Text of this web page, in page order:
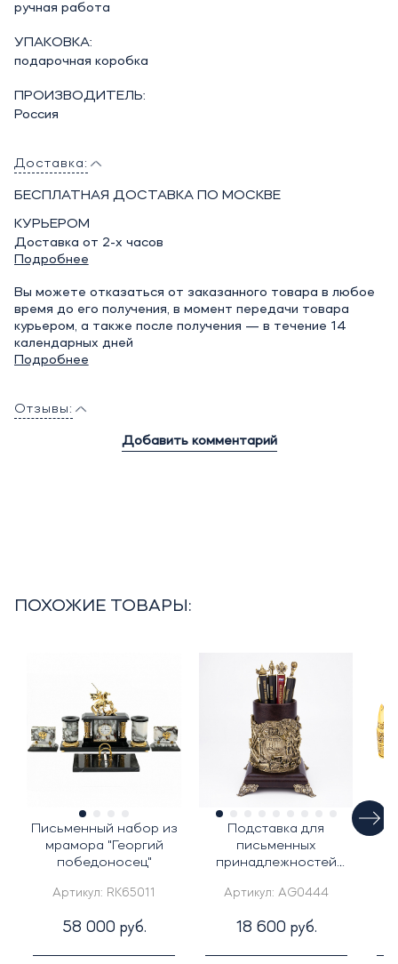
ручная работа
УПАКОВКА:
подарочная коробка
ПРОИЗВОДИТЕЛЬ:
Россия
Доставка:
БЕСПЛАТНАЯ ДОСТАВКА ПО МОСКВЕ
КУРЬЕРОМ
Доставка от 2-х часов
Подробнее
Вы можете отказаться от заказанного товара в любое
время до его получения, в момент передачи товара
курьером, а также после получения — в течение 14
календарных дней
Подробнее
Отзывы:
Добавить комментарий
ПОХОЖИЕ ТОВАРЫ:
Письменный набор из
мрамора "Георгий
победоносец"
Артикул: RK65011
58 000 руб.
Подставка для
письменных
принадлежностей
Артикул: AG0444
18 600 руб.